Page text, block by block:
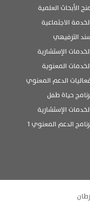
الأبحاث العلمية
الاجتماعية
الترفيهي
الإستشارية
المعنوية
الدعم المعنوي
حياة طفل
الإستشارية
الدعم المعنوي 1